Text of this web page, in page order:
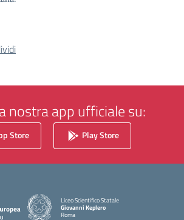
nostra app ufficiale su:
Store Play Store
Liceo Scientifico Statale
Giovanni Keplero
Roma